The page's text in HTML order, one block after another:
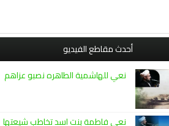
أحدث مقاطع الفيديو
نعي للهاشمية الطاهره نصبو عزاهم
نعي فاطمة بنت اسد تخاطب شيعتها